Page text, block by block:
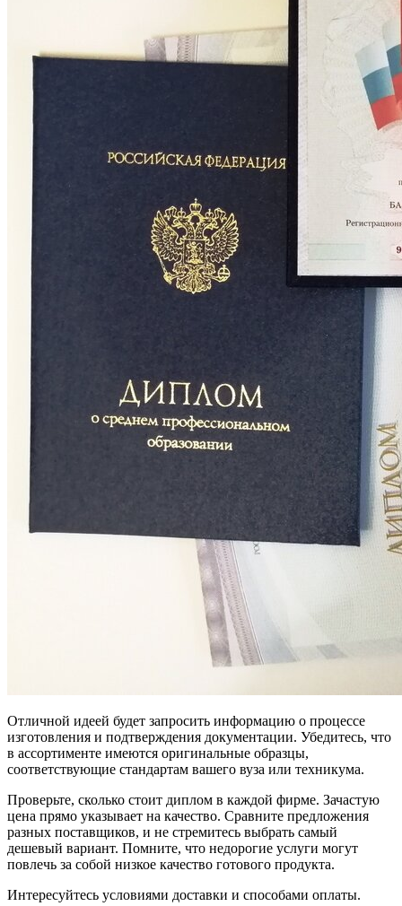
Отличной идеей будет запросить информацию о процессе
изготовления и подтверждения документации. Убедитесь, что
в ассортименте имеются оригинальные образцы,
соответствующие стандартам вашего вуза или техникума.
Проверьте, сколько стоит диплом в каждой фирме. Зачастую
цена прямо указывает на качество. Сравните предложения
разных поставщиков, и не стремитесь выбрать самый
дешевый вариант. Помните, что недорогие услуги могут
повлечь за собой низкое качество готового продукта.
Интересуйтесь условиями доставки и способами оплаты.